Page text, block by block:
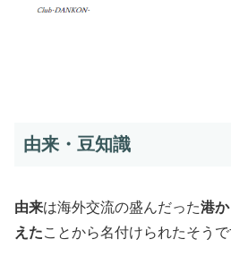
由来・豆知識
由来は海外交流の盛んだった港
えたことから名付けられたそうで